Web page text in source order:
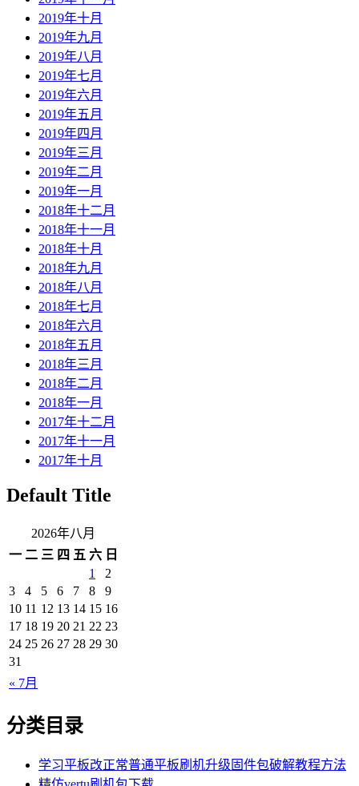
2019年十月
2019年九月
2019年八月
2019年七月
2019年六月
2019年五月
2019年四月
2019年三月
2019年二月
2019年一月
2018年十二月
2018年十一月
2018年十月
2018年九月
2018年八月
2018年七月
2018年六月
2018年五月
2018年三月
2018年二月
2018年一月
2017年十二月
2017年十一月
2017年十月
Default Title
2026年八月
一 二 三 四 五 六 日
« 7月
1
2
3
4 5 6 7 8
9
10 11 12 13 14 15 16
17 18 19 20 21 22 23
24 25 26 27 28 29 30
31
分类目录
学习平板改正常普通平板刷机升级固件包破解教程方法